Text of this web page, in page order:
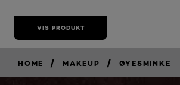
VIS PRODUKT
HOME / MAKEUP / ØYESMINKE